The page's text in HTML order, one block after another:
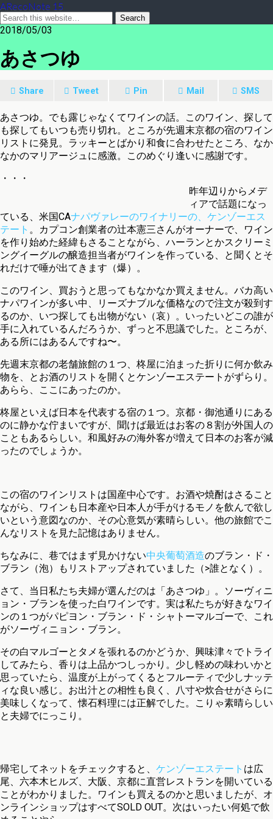
ARecoNote 15
2018/05/03
あさつゆ
Share Tweet Pin Mail SMS
あさつゆ。でも露じゃなくてワインの話。このワイン、探して
も探してもいつも売り切れ。ところが先週末京都の宿のワイン
リストに発見。ラッキーとばかり和食に合わせたところ、なか
なかのマリアージュに感激。このめぐり逢いに感謝です。
・・・
昨年辺りからメデ
ィアで話題になっ
ている、米国CAナパヴァレーのワイナリーの、ケンゾーエス
テート 。カプコン創業者の辻本憲三さんがオーナーで、ワイン
を作り始めた経緯もさることながら、ハーランとかスクリーミ
ングイーグルの醸造担当者がワインを作っている、と聞くとそ
れだけで唾が出てきます（爆）。
このワイン、買おうと思ってもなかなか買えません。バカ高い
ナパワインが多い中、リーズナブルな価格なので注文が殺到す
るのか、いつ探しても出物がない（哀）。いったいどこの誰が
手に入れているんだろうか、ずっと不思議でした。ところが、
ある所にはあるんですね〜。
先週末京都の老舗旅館の１つ、柊屋に泊まった折りに何か飲み
物を、とお酒のリストを開くとケンゾーエステートがずらり。
あらら、ここにあったのか。
柊屋といえば日本を代表する宿の１つ。京都・御池通りにある
のに静かな佇まいですが、聞けば最近はお客の８割が外国人の
こともあるらしい。和風好みの海外客が増えて日本のお客が減
ったのでしょうか。
この宿のワインリストは国産中心です。お酒や焼酎はさること
ながら、ワインも日本産や日本人が手がけるモノを飲んで欲し
いという意図なのか、その心意気が素晴らしい。他の旅館でこ
んなリストを見た記憶はありません。
ちなみに、巷ではまず見かけない中央葡萄酒造のブラン・ド・
ブラン（泡）もリストアップされていました（>誰となく）。
さて、当日私たち夫婦が選んだのは「あさつゆ」。ソーヴィニ
ョン・ブランを使った白ワインです。実は私たちが好きなワイ
ンの１つがパピヨン・ブラン・ド・シャトーマルゴーで、これ
がソーヴィニョン・ブラン。
その白マルゴーとタメを張れるのかどうか、興味津々でトライ
してみたら、香りは上品かつしっかり。少し軽めの味わいかと
思っていたら、温度が上がってくるとフルーティで少しナッテ
ィな良い感じ。お出汁との相性も良く、八寸や炊合せがさらに
美味しくなって、懐石料理には正解でした。こりゃ素晴らしい
と夫婦でにっこり。
帰宅してネットをチェックすると、 ケンゾーエステート は広
尾、六本木ヒルズ、大阪、京都に直営レストランを開いている
ことがわかりました。ワインも買えるのかと思いましたが、オ
ンラインショップはすべてSOLD OUT。次はいったい何処で飲